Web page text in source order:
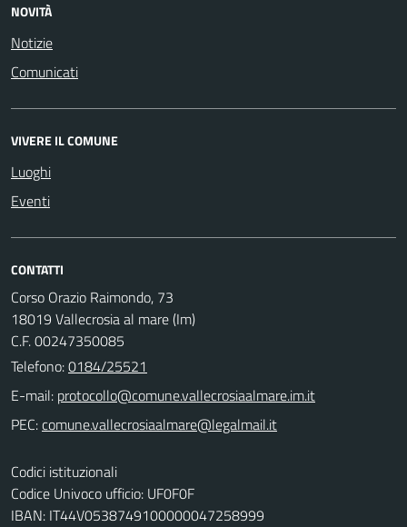
NOVITÀ
Notizie
Comunicati
VIVERE IL COMUNE
Luoghi
Eventi
CONTATTI
Corso Orazio Raimondo, 73
18019 Vallecrosia al mare (Im)
C.F. 00247350085
Telefono:0184/25521
E-mail:
PEC:
Codici istituzionali
Codice Univoco ufficio: UF0F0F
IBAN: IT44V0538749100000047258999